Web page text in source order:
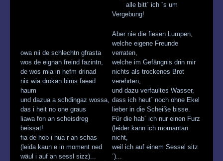
alle bitt´ ich ´s um
Vergebung!
owa nii de schlechtn gfrasta
wos de eignan freind fazintn,
de wos mia in hefm drinad
nix wia drokan bims faead
haum
und dazua a schdingaz wossa,
das i heit no one graus
liawa fon an scheisdreg
beissat!
fia de hob i nua r an schas
(leida kaun e in moment ned
wäul i auf an sessl sizz)...
Aber nie die fiesen Lumpen,
welche eigene Freunde
verraten,
welche im Gefängnis drin mir
nichts als trockenes Brot
verehrten,
und dazu verfaultes Wasser,
dass ich heut´ noch ohne Ekel
lieber in die Scheiße bisse.
Für die hab´ ich nur einen Furz
(leider kann ich momantan
nicht,
weil ich auf einem Sessel sitz
´)...